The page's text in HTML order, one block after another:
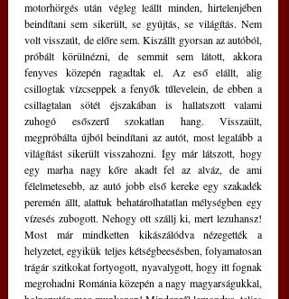
motorhörgés után végleg leállt minden, hirtelenjében
beindítani sem sikerült, se gyújtás, se világítás. Nem
volt visszaút, de előre sem. Kiszállt gyorsan az autóból,
próbált körülnézni, de semmit sem látott, akkora
fenyves közepén ragadtak el. Az eső elállt, alig
csillogtak vízcseppek a fenyők tűlevelein, de ebben a
csillagtalan sötét éjszakában is hallatszott valami
zuhogó esőszerű szokatlan hang. Visszaült,
megpróbálta újból beindítani az autót, most legalább a
világítást sikerült visszahozni. Így már látszott, hogy
egy marha nagy kőre akadt fel az alváz, de ami
félelmetesebb, az autó jobb első kereke egy szakadék
peremén állt, alattuk behatárolhatatlan mélységben egy
vízesés zubogott. Nehogy ott szállj ki, mert lezuhansz!
Most már mindketten kikászálódva nézegették a
helyzetet, egyikük teljes kétségbeesésben, folyamatosan
trágár szitkokat fortyogott, nyavalygott, hogy itt fognak
megrohadni Románia közepén a nagy magyarságukkal,